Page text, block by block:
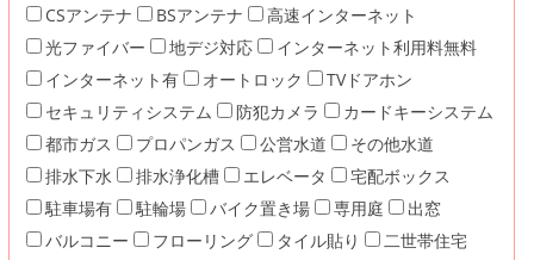
CSアンテナ
BSアンテナ
高速インターネット
光ファイバー
地デジ対応
インターネット利用料無料
インターネット有
オートロック
TVドアホン
セキュリティシステム
防犯カメラ
カードキーシステム
都市ガス
プロパンガス 公営水道
その他水道
排水下水
排水浄化槽 エレベータ
宅配ボックス
駐車場有
駐輪場 バイク置き場 専用庭
出窓
バルコニー
フローリング タイル貼り
二世帯住宅